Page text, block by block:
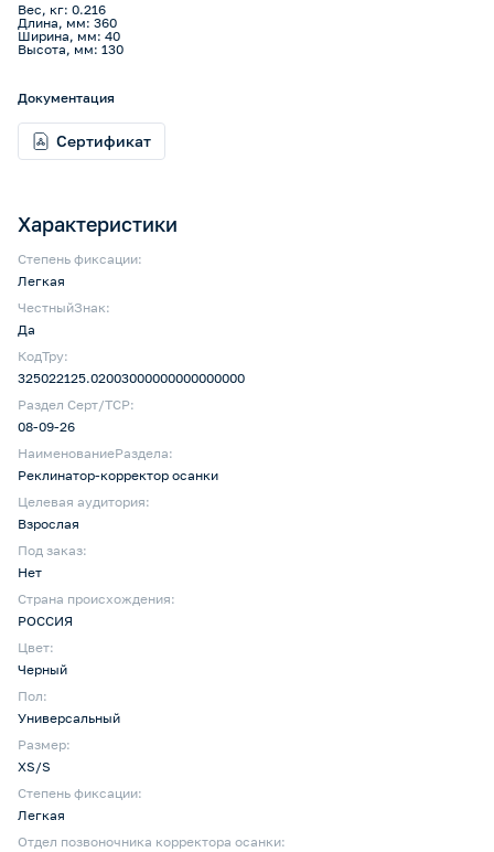
Характеристики
Степень фиксации:
Легкая
ЧестныйЗнак:
Да
КодТру:
325022125.02003000000000000000
Раздел Серт/ТСР:
08-09-26
НаименованиеРаздела:
Реклинатор-корректор осанки
Целевая аудитория:
Взрослая
Под заказ:
Нет
Страна происхождения:
РОССИЯ
Цвет:
Черный
Пол:
Универсальный
Размер:
XS/S
Степень фиксации:
Легкая
Отдел позвоночника корректора осанки:
Вес, кг: 0.216
Длина, мм: 360
Ширина, мм: 40
Высота, мм: 130
Документация
Сертификат